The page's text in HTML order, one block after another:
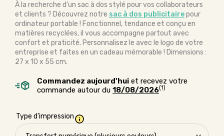
À la recherche d’un sac à dos stylé pour vos collaborateurs
et clients ? Découvrez notre sac à dos publicitairepour
ordinateur portable ! Fonctionnel, tendance et conçu en
matières recyclées, il vous accompagne partout avec
confort et praticité. Personnalisez le avec le logo de votre
entreprise et faites en un cadeau mémorable ! Dimensions :
27 x 10 x 55 cm.
Commandez aujourd'hui et recevez votre
commande autour du 18/08/2026(1)
Type d'impression